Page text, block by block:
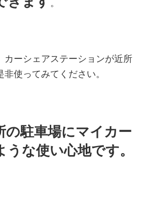
。
カーシェアステーションが近所
使ってみてください。
の駐車場にマイカー
な使い心地です。